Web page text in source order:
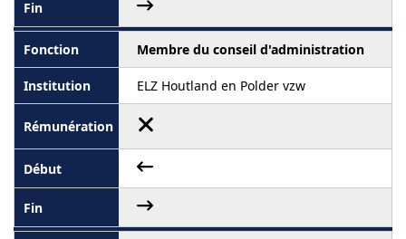
Membre du conseil d'administration
ELZ Houtland en Polder vzw